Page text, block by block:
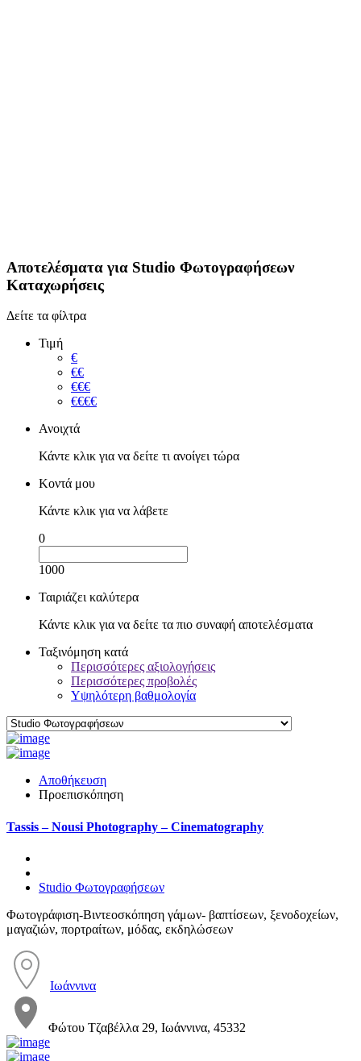
Αποτελέσματα για Studio Φωτογραφήσεων
Καταχωρήσεις
Δείτε τα φίλτρα
Τιμή
€
€€
€€€
€€€€
Ανοιχτά
Κάντε κλικ για να δείτε τι ανοίγει τώρα
Κοντά μου
Κάντε κλικ για να λάβετε
0
1000
Ταιριάζει καλύτερα
Κάντε κλικ για να δείτε τα πιο συναφή αποτελέσματα
Ταξινόμηση κατά
Περισσότερες αξιολογήσεις
Περισσότερες προβολές
Υψηλότερη βαθμολογία
Αποθήκευση
Προεπισκόπηση
Tassis – Nousi Photography – Cinematography
Studio Φωτογραφήσεων
Φωτογράφιση-Βιντεοσκόπηση γάμων- βαπτίσεων, ξενοδοχείων,
μαγαζιών, πορτραίτων, μόδας, εκδηλώσεων
Ιωάννινα
Φώτου Τζαβέλλα 29, Ιωάννινα, 45332